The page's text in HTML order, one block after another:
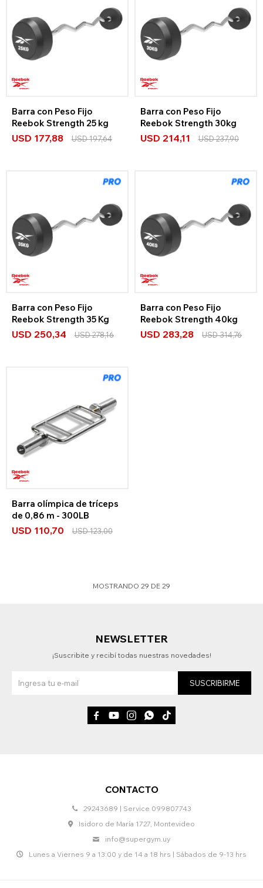
Barra con Peso Fijo
Reebok Strength 25 kg
USD 177,88 USD197,64
Barra con Peso Fijo
Reebok Strength 30kg
USD 214,11 USD237,90
Barra con Peso Fijo
Reebok Strength 35 Kg
USD 250,34 USD278,16
Barra con Peso Fijo
Reebok Strength 40kg
USD 283,28 USD314,76
Barra olímpica de tríceps
de 0,86 m - 300LB
USD 110,70 USD123,00
MOSTRANDO 29 DE 29
CONTACTO
29243689 | Service 099807743
Isidoro de María 1727, Montevideo
info@supergym.uy
Lunes a Viernes 9 a 13:00 y de 14 a 18 hrs | Sábados de 9-13 hrs
NEWSLETTER
¡Suscribite y recibí todas nuestras novedades!
SUSCRIBIRME
    